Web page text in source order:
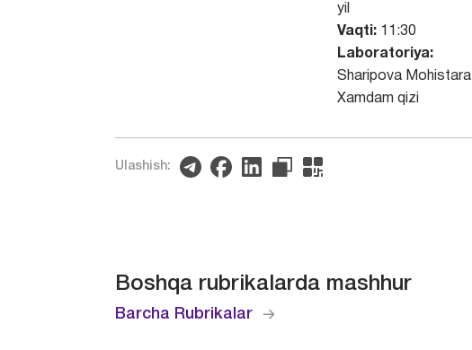
yil
Vaqti:11:30
Laboratoriya:
Sharipova Mohistara
Xamdam qizi
Ulashish:
Boshqa rubrikalarda mashhur
Barcha Rubrikalar